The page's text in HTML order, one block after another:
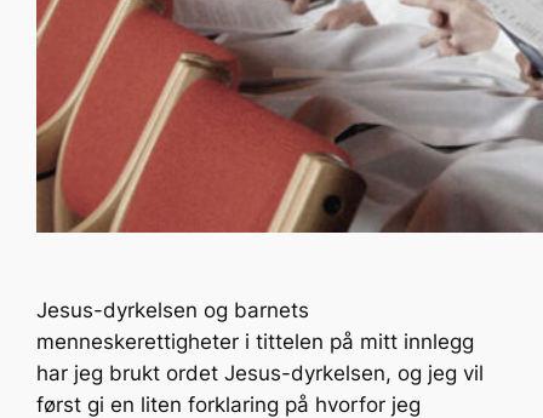
Jesus-dyrkelsen og barnets
menneskerettigheter i tittelen på mitt innlegg
har jeg brukt ordet Jesus-dyrkelsen, og jeg vil
først gi en liten forklaring på hvorfor jeg